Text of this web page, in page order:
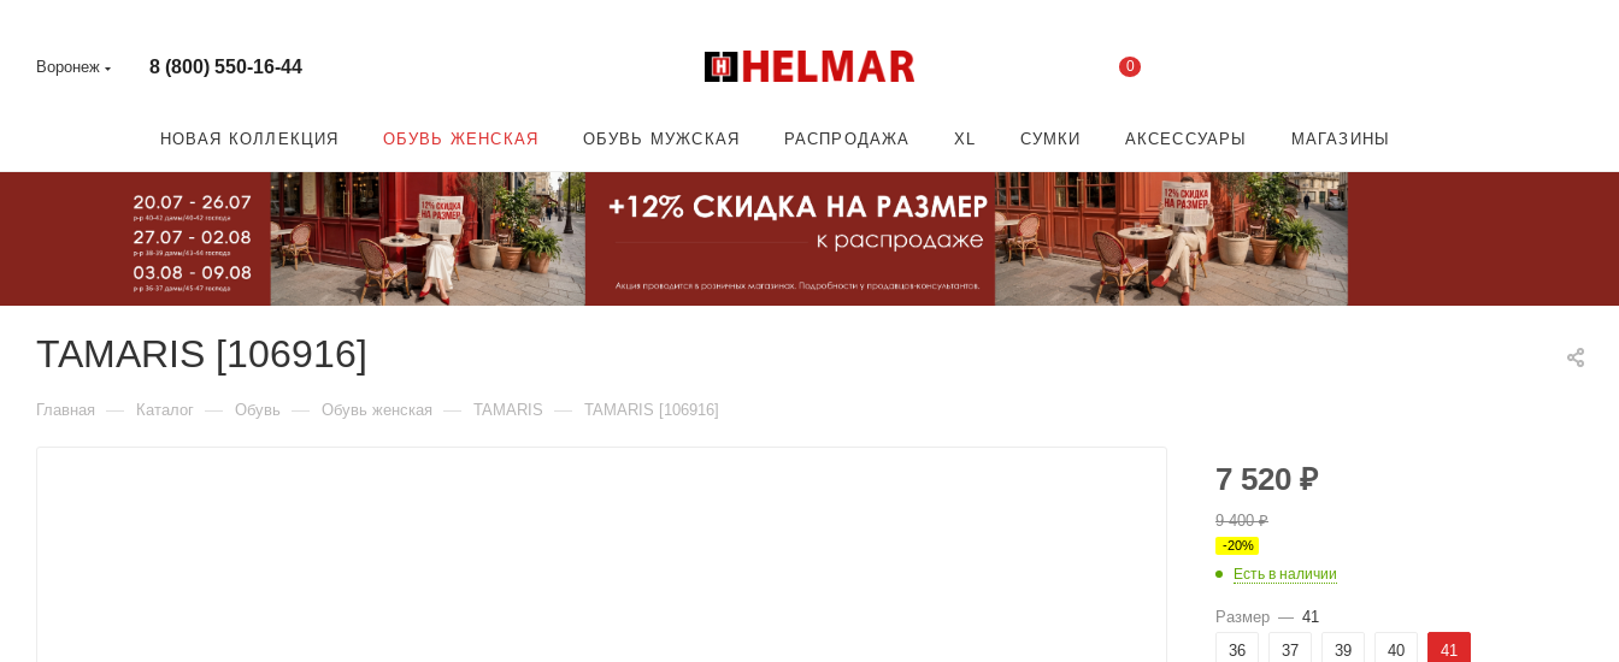
Воронеж 8 (800) 550-16-44 0
НОВАЯ КОЛЛЕКЦИЯ ОБУВЬ ЖЕНСКАЯ ОБУВЬ МУЖСКАЯ РАСПРОДАЖА XL СУМКИ АКСЕССУАРЫ МАГАЗИНЫ
TAMARIS [106916]
Главная — Каталог — Обувь — Обувь женская — TAMARIS — TAMARIS [106916]
7 520 ₽
9 400₽
-20%
Есть в наличии
Размер — 41
36
37 39 40 41